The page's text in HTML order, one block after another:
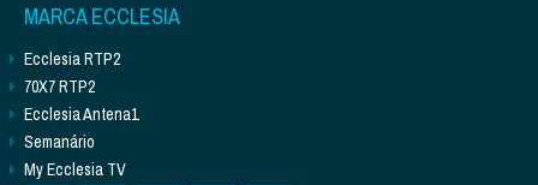
MARCA ECCLESIA
Ecclesia RTP2
70X7 RTP2
Ecclesia Antena1
Semanário
My Ecclesia TV